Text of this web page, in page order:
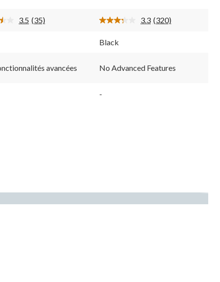
évaluations
3.5 Lire
la
(35) 3.3 Lire
la
(320)
Black
avancées No Advanced Features
-